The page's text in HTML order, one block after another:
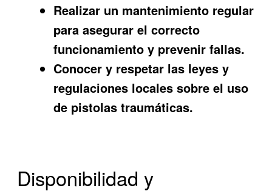
Realizar un mantenimiento regular
para asegurar el correcto
funcionamiento y prevenir fallas.
Conocer y respetar las leyes y
regulaciones locales sobre el uso
de pistolas traumáticas.
Disponibilidad y